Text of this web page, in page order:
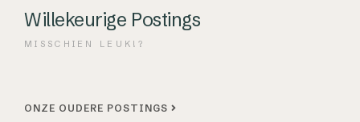
Willekeurige Postings
MISSCHIEN LEUK!?
ONZE OUDERE POSTINGS